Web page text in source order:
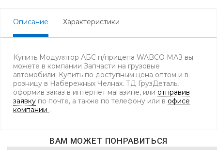
Описание Характеристики
Купить Модулятор АБС п/прицепа WABCO МАЗ вы
можете в компании Запчасти на грузовые
автомобили. Купить по доступным цена оптом и в
розницу в Набережных Челнах. ТД ГрузДеталь,
оформив заказ в интернет магазине, или отправив
заявку по почте, а также по телефону или в офисе
компании .
ВАМ МОЖЕТ ПОНРАВИТЬСЯ